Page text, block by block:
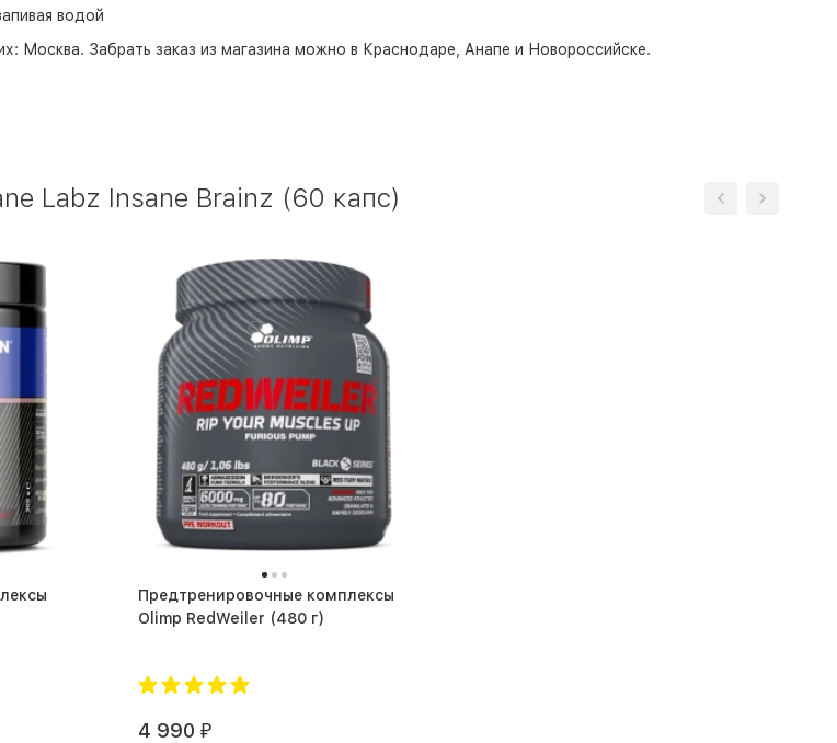
водой
Москва. Забрать заказ из магазина можно в Краснодаре, Анапе и Новороссийске.
Labz Insane Brainz (60 капс)
Предтренировочные комплексы
Olimp RedWeiler (480 г)
4 990 ₽